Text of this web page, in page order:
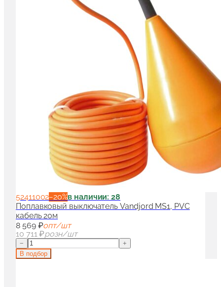
52411002−20%в наличии: 28
Поплавковый выключатель Vandjord MS1, PVC
кабель 20м
8 569 ₽опт/шт
10 711 ₽розн/шт
−
+
В подбор